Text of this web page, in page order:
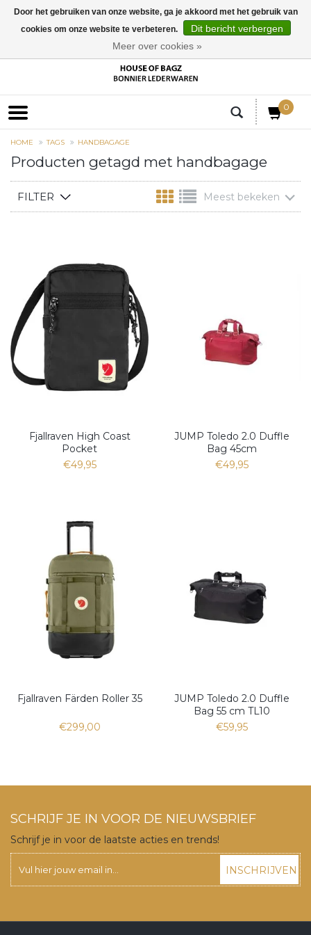
0
HOME TAGS HANDBAGAGE
Producten getagd met handbagage
FILTER Meest bekeken
Fjallraven High Coast
Pocket
€49,95
JUMP Toledo 2.0 Duffle
Bag 45cm
€49,95
Fjallraven Färden Roller 35
€299,00
JUMP Toledo 2.0 Duffle
Bag 55 cm TL10
€59,95
SCHRIJF JE IN VOOR DE NIEUWSBRIEF
Schrijf je in voor de laatste acties en trends!
INSCHRIJVEN
Door het gebruiken van onze website, ga je akkoord met het gebruik van
cookies om onze website te verbeteren.
Dit bericht verbergen
Meer over cookies »